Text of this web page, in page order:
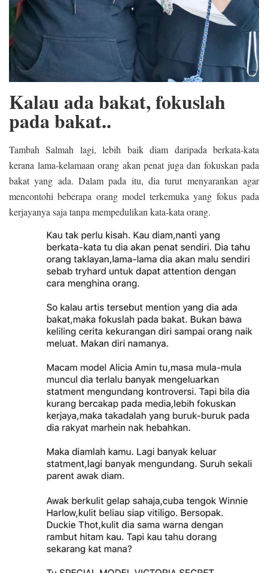
Kalau ada bakat, fokuslah
pada bakat..
Tambah Salmah lagi, lebih baik diam daripada berkata-kata
kerana lama-kelamaan orang akan penat juga dan fokuskan pada
bakat yang ada. Dalam pada itu, dia turut menyarankan agar
mencontohi beberapa orang model terkemuka yang fokus pada
kerjayanya saja tanpa mempedulikan kata-kata orang.